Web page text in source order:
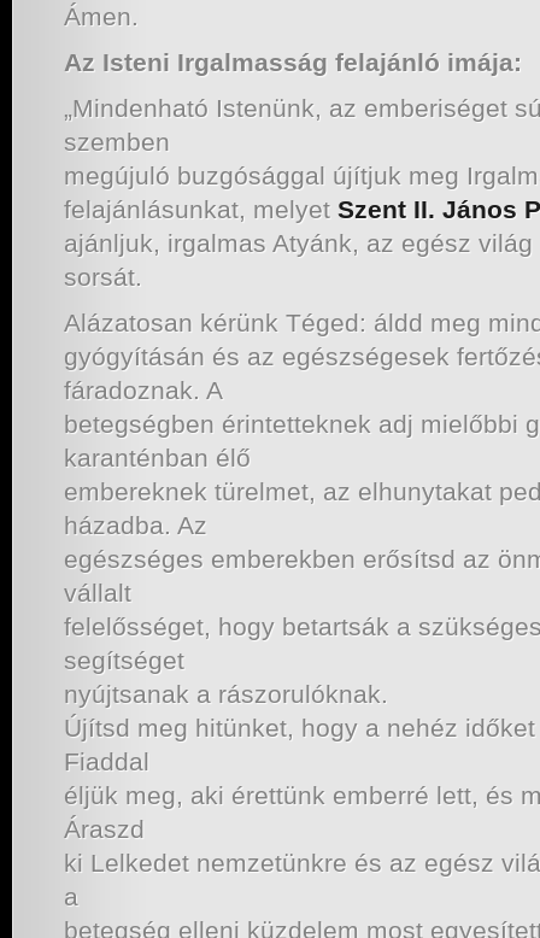
Ámen.
Az Isteni Irgalmasság felajánló imája:
„Mindenható Istenünk, az emberiséget
szemben
megújuló buzgósággal újítjuk meg
felajánlásunkat, melyet Szent II. János
ajánljuk, irgalmas Atyánk, az egész
sorsát.
Alázatosan kérünk Téged: áldd meg
gyógyításán és az egészségesek
fáradoznak. A
betegségben érintetteknek adj mielőbbi
karanténban élő
embereknek türelmet, az elhunytakat
házadba. Az
egészséges emberekben erősítsd az
vállalt
felelősséget, hogy betartsák a
segítséget
nyújtsanak a rászorulóknak.
Újítsd meg hitünket, hogy a nehéz
Fiaddal
éljük meg, aki érettünk emberré lett, és
Áraszd
ki Lelkedet nemzetünkre és az egész
a
betegség elleni küzdelem most